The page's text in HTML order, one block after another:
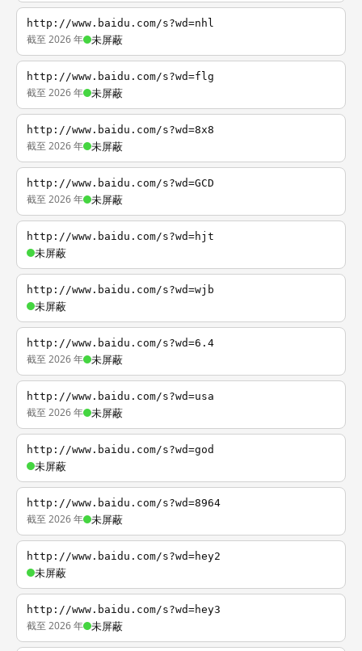
http://www.baidu.com/s?wd=nhl
截至 2026 年 未屏蔽
http://www.baidu.com/s?wd=flg
截至 2026 年 未屏蔽
http://www.baidu.com/s?wd=8x8
截至 2026 年 未屏蔽
http://www.baidu.com/s?wd=GCD
截至 2026 年 未屏蔽
http://www.baidu.com/s?wd=hjt
未屏蔽
http://www.baidu.com/s?wd=wjb
未屏蔽
http://www.baidu.com/s?wd=6.4
截至 2026 年 未屏蔽
http://www.baidu.com/s?wd=usa
截至 2026 年 未屏蔽
http://www.baidu.com/s?wd=god
未屏蔽
http://www.baidu.com/s?wd=8964
截至 2026 年 未屏蔽
http://www.baidu.com/s?wd=hey2
未屏蔽
http://www.baidu.com/s?wd=hey3
截至 2026 年 未屏蔽